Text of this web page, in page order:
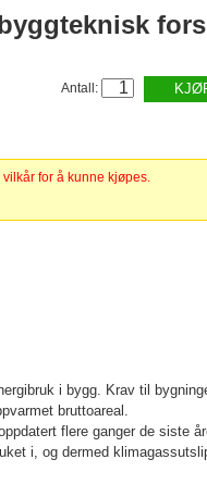
Antall:
for å kunne kjøpes.
i bygg. Krav til
bruttoareal.
flere ganger de siste
i, og dermed